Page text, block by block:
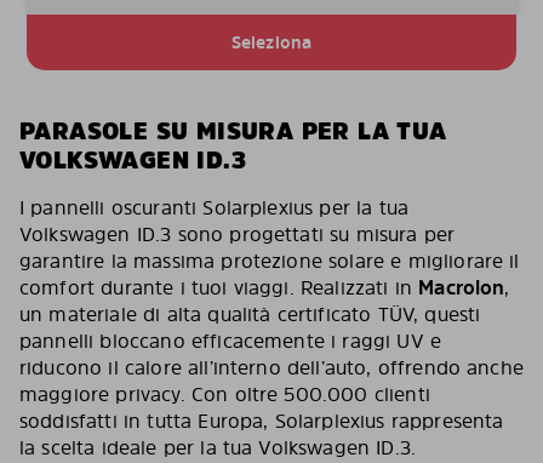
Seleziona
PARASOLE SU MISURA PER LA TUA
VOLKSWAGEN ID.3
I pannelli oscuranti Solarplexius per la tua
Volkswagen ID.3 sono progettati su misura per
garantire la massima protezione solare e migliorare il
comfort durante i tuoi viaggi. Realizzati in Macrolon,
un materiale di alta qualità certificato TÜV, questi
pannelli bloccano efficacemente i raggi UV e
riducono il calore all’interno dell’auto, offrendo anche
maggiore privacy. Con oltre 500.000 clienti
soddisfatti in tutta Europa, Solarplexius rappresenta
la scelta ideale per la tua Volkswagen ID.3.